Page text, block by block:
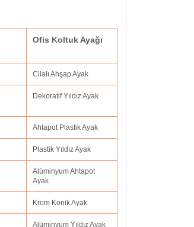
Ofis Koltuk Ayağı
Cilalı Ahşap Ayak
Dekoratif Yıldız Ayak
Ahtapot Plastik Ayak
Plastik Yıldız Ayak
Alüminyum Ahtapot
Ayak
Krom Konik Ayak
Alüminyum Yıldız Ayak